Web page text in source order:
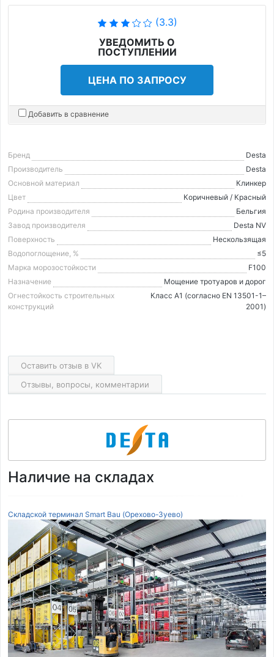
(3.3)
УВЕДОМИТЬ О
ПОСТУПЛЕНИИ
ЦЕНА ПО ЗАПРОСУ
Добавить в сравнение
Бренд
Desta
Производитель
Desta
Основной материал
Клинкер
Цвет
Коричневый / Красный
Родина производителя
Бельгия
Завод производителя
Desta NV
Поверхность
Нескользящая
Водопоглощение, %
≤5
Марка морозостойкости
F100
Назначение
Мощение тротуаров и дорог
Огнестойкость строительных
конструкций
Класс А1 (согласно EN 13501-1–
2001)
Оставить отзыв в VK
Отзывы, вопросы, комментарии
Наличие на складах
Складской терминал Smart Bau (Орехово-Зуево)